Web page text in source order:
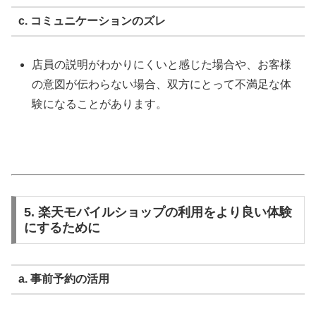
c. コミュニケーションのズレ
店員の説明がわかりにくいと感じた場合や、お客様
の意図が伝わらない場合、双方にとって不満足な体
験になることがあります。
5. 楽天モバイルショップの利用をより良い体験
にするために
a. 事前予約の活用